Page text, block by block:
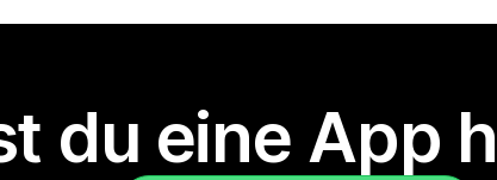
du eine App